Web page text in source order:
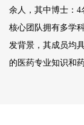
余人，其中博士：4
核心团队拥有多学
发背景，其成员均
的医药专业知识和